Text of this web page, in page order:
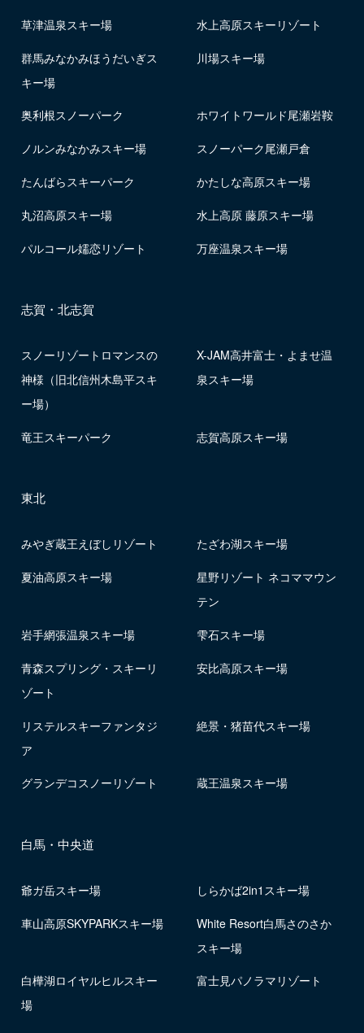
草津温泉スキー場 水上高原スキーリゾート
群馬みなかみほうだいぎス
キー場
川場スキー場
奥利根スノーパーク ホワイトワールド尾瀬岩鞍
ノルンみなかみスキー場 スノーパーク尾瀬戸倉
たんばらスキーパーク かたしな高原スキー場
丸沼高原スキー場 水上高原 藤原スキー場
パルコール嬬恋リゾート 万座温泉スキー場
志賀・北志賀
スノーリゾートロマンスの
神様（旧北信州木島平スキ
ー場）
X-JAM高井富士・よませ温
泉スキー場
竜王スキーパーク 志賀高原スキー場
東北
みやぎ蔵王えぼしリゾート たざわ湖スキー場
夏油高原スキー場
星野リゾート ネコママウン
テン
岩手網張温泉スキー場 雫石スキー場
青森スプリング・スキーリ
ゾート
安比高原スキー場
リステルスキーファンタジ
ア
絶景・猪苗代スキー場
グランデコスノーリゾート 蔵王温泉スキー場
白馬・中央道
爺ガ岳スキー場 しらかば2in1スキー場
車山高原SKYPARKスキー場
White Resort白馬さのさか
スキー場
白樺湖ロイヤルヒルスキー
場
富士見パノラマリゾート